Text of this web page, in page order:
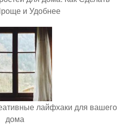
и Удобнее
лайфхаки для вашего
дома